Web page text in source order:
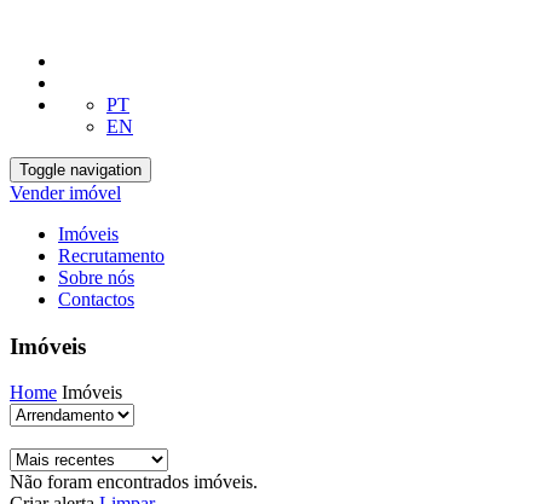
PT
EN
Toggle navigation
Vender imóvel
Imóveis
Recrutamento
Sobre nós
Contactos
Imóveis
Home Imóveis
Não foram encontrados imóveis.